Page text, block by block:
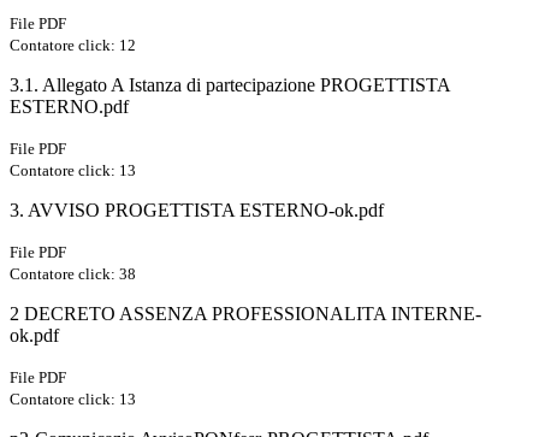
File PDF
Contatore click: 12
3.1. Allegato A Istanza di partecipazione PROGETTISTA
ESTERNO.pdf
File PDF
Contatore click: 13
3. AVVISO PROGETTISTA ESTERNO-ok.pdf
File PDF
Contatore click: 38
2 DECRETO ASSENZA PROFESSIONALITA INTERNE-
ok.pdf
File PDF
Contatore click: 13